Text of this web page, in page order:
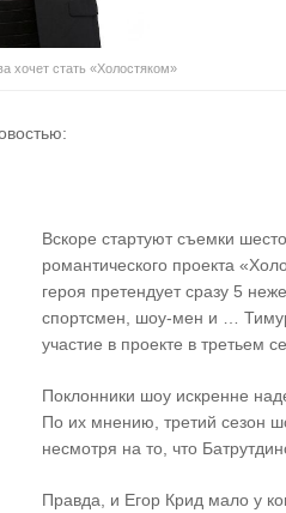
хочет стать «Холостяком»
Вскоре стартуют съемки
романтического проекта
героя претендует сразу 5
спортсмен, шоу-мен и …
участие в проекте в третьем
Поклонники шоу искренне
По их мнению, третий сезон
несмотря на то, что
Правда, и Егор Крид мало у